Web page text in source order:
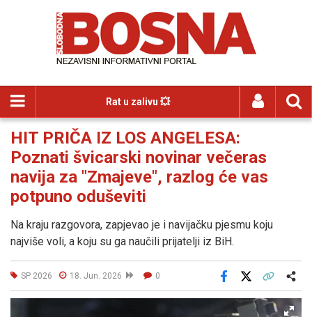
Rat u zalivu 💥
HIT PRIČA IZ LOS ANGELESA:
Poznati švicarski novinar večeras
navija za "Zmajeve", razlog će vas
potpuno oduševiti
Na kraju razgovora, zapjevao je i navijačku pjesmu koju
najviše voli, a koju su ga naučili prijatelji iz BiH.
SP 2026 18. Jun. 2026 0
Facebook